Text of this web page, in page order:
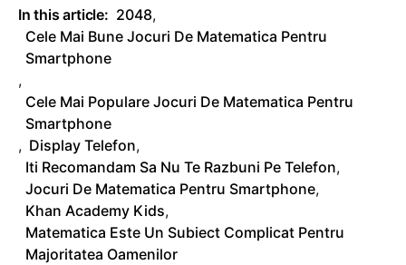
In this article: 2048,
Cele Mai Bune Jocuri De Matematica Pentru
Smartphone
,
Cele Mai Populare Jocuri De Matematica Pentru
Smartphone
, Display Telefon,
Iti Recomandam Sa Nu Te Razbuni Pe Telefon,
Jocuri De Matematica Pentru Smartphone,
Khan Academy Kids,
Matematica Este Un Subiect Complicat Pentru
Majoritatea Oamenilor